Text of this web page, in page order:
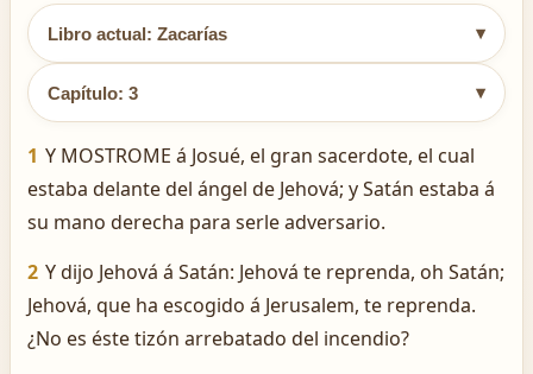
Libro actual: Zacarías ▾
Capítulo: 3 ▾
1 Y MOSTROME á Josué, el gran sacerdote, el cual
estaba delante del ángel de Jehová; y Satán estaba á
su mano derecha para serle adversario.
2 Y dijo Jehová á Satán: Jehová te reprenda, oh Satán;
Jehová, que ha escogido á Jerusalem, te reprenda.
¿No es éste tizón arrebatado del incendio?